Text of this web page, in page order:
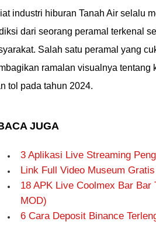
industri hiburan Tanah Air selalu
dari seorang peramal terkenal
Salah satu peramal yang
ramalan visualnya
tol pada tahun 2024.
JUGA
3 Aplikasi Live Streaming
Link Full Video Museum
18 APK Live Coolmex Bar
MOD)
6 Cara Deposit Binance